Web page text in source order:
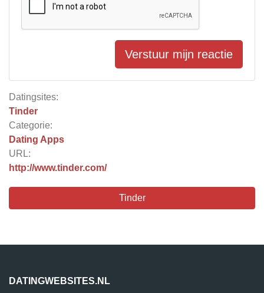
Datingsites:
Tinder
Categorie:
Dating Apps
URL:
http://www.tinder.com/
Tinder
Verstuur mijn reactie
DATINGWEBSITES.NL